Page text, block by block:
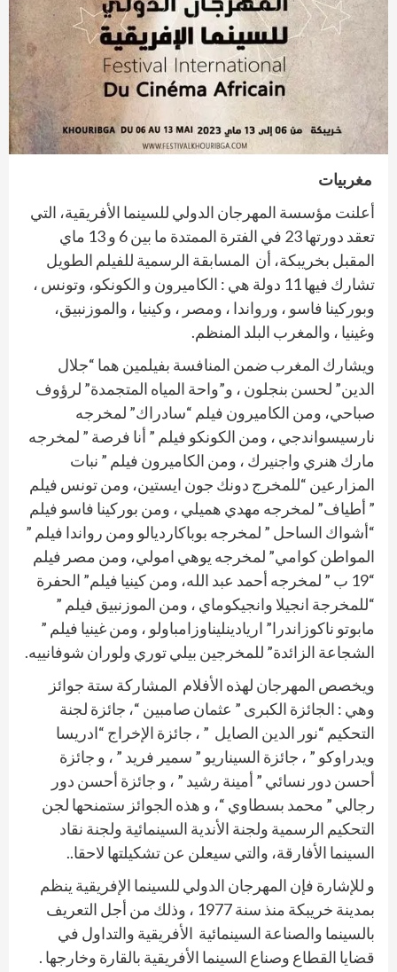
مغربيات
أعلنت مؤسسة المهرجان الدولي للسينما الأفريقية، التي
تعقد دورتها 23 في الفترة الممتدة ما بين 6 و 13 ماي
المقبل بخريبكة، أن المسابقة الرسمية للفيلم الطويل
تشارك فيها 11 دولة هي : الكاميرون و الكونكو، وتونس ،
وبوركينا فاسو ، ورواندا ، ومصر ، وكينيا ، والموزنبيق،
وغينيا ، والمغرب البلد المنظم.
ويشارك المغرب ضمن المنافسة بفيلمين هما “جلال
الدين” لحسن بنجلون ، و”واحة المياه المتجمدة” لرؤوف
صباحي، ومن الكاميرون فيلم “سادراك” لمخرجه
نارسيسواندجي ، ومن الكونكو فيلم ” أنا فرصة ” لمخرجه
مارك هنري واجنيرك ، ومن الكاميرون فيلم ” نبات
المزارعين “للمخرج دونك جون ايستين، ومن تونس فيلم
” أطياف” لمخرجه مهدي هميلي ، ومن بوركينا فاسو فيلم
“أشواك الساحل ” لمخرجه بوباكارديالو ومن رواندا فيلم ”
المواطن كوامي” لمخرجه يوهي امولي، ومن مصر فيلم
“19 ب ” لمخرجه أحمد عبد الله، ومن كينيا فيلم” الحفرة
“للمخرجة انجيلا وانجيكوماي ، ومن الموزنبيق فيلم ”
مابوتو ناكوزاندرا” اريادينليناوزامباولو ، ومن غينيا فيلم ”
الشجاعة الزائدة” للمخرجين بيلي توري ولوران شوفانييه.
ويخصص المهرجان لهذه الأفلام المشاركة ستة جوائز
وهي : الجائزة الكبرى ” عثمان صامبين “، جائزة لجنة
التحكيم “نور الدين الصايل ” ، جائزة الإخراج “ادريسا
ويدراوكو ” ، جائزة السيناريو ” سمير فريد ” ، و جائزة
أحسن دور نسائي ” أمينة رشيد ” ، و جائزة أحسن دور
رجالي ” محمد بسطاوي “، و هذه الجوائز ستمنحها لجن
التحكيم الرسمية ولجنة الأندية السينمائية ولجنة نقاد
السينما الأفارقة، والتي سيعلن عن تشكيلتها لاحقا..
و للإشارة فإن المهرجان الدولي للسينما الإفريقية ينظم
بمدينة خريبكة منذ سنة 1977 ، وذلك من أجل التعريف
بالسينما والصناعة السينمائية الأفريقية والتداول في
قضايا القطاع وصناع السينما الأفريقية بالقارة وخارجها .